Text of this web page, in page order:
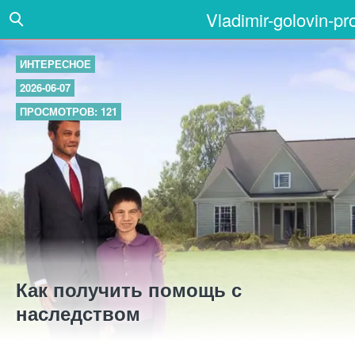
Vladimir-golovin-
ИНТЕРЕСНОЕ
2026-06-07
ПРОСМОТРОВ: 121
Как получить помощь с
наследством